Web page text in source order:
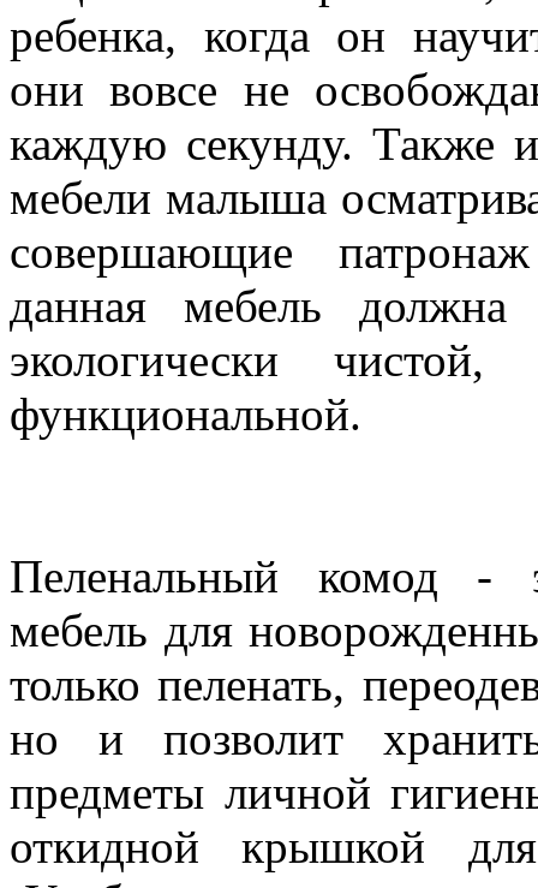
ребенка, когда он
они вовсе не
каждую секунду. Также
мебели малыша
совершающие
данная мебель должна
экологически
функциональной.
Пеленальный комод -
мебель для
только пеленать,
но и позволит
предметы личной
откидной крышкой